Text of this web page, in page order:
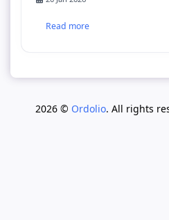
Read more
2026 © Ordolio. All rights